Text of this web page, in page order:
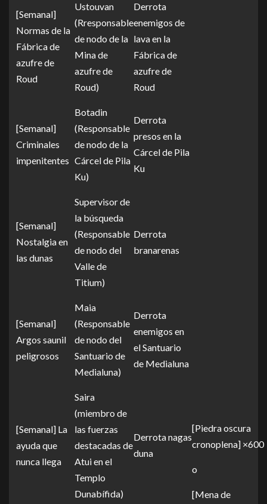
[Piedra oscura
cronoplena] ×600
o
[Mena de
[Semanal]
Normas de la
Fábrica de
azufre de
Roud
Ustouvan
(Rresponsable
de nodo de la
Mina de
azufre de
Roud)
Derrota
enemigos de
lava en la
Fábrica de
azufre de
Roud
[Semanal]
Criminales
impenitentes
Botadin
(Responsable
de nodo de la
Cárcel de Pila
Ku)
Derrota
presos en la
Cárcel de Pila
Ku
[Semanal]
Nostalgia en
las dunas
Supervisor de
la búsqueda
(Responsable
de nodo del
Valle de
Titium)
Derrota
branarenas
[Semanal]
Argos saunil
peligrosos
Maia
(Responsable
de nodo del
Santuario de
Medialuna)
Derrota
enemigos en
el Santuario
de Medialuna
[Semanal] La
ayuda que
nunca llega
Saira
(miembro de
las fuerzas
destacadas de
Atui en el
Templo
Dunabífida)
Derrota nagas
duna